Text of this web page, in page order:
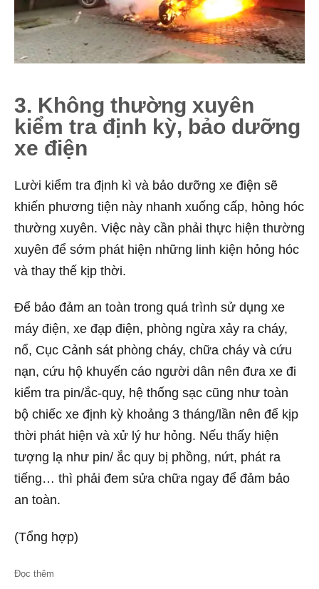
3. Không thường xuyên
kiểm tra định kỳ, bảo dưỡng
xe điện
Lười kiểm tra định kì và bảo dưỡng xe điện sẽ
khiến phương tiện này nhanh xuống cấp, hỏng hóc
thường xuyên. Việc này cần phải thực hiện thường
xuyên để sớm phát hiện những linh kiện hỏng hóc
và thay thế kịp thời.
Để bảo đảm an toàn trong quá trình sử dụng xe
máy điện, xe đạp điện, phòng ngừa xảy ra cháy,
nổ, Cục Cảnh sát phòng cháy, chữa cháy và cứu
nạn, cứu hộ khuyến cáo người dân nên đưa xe đi
kiểm tra pin/ắc-quy, hệ thống sạc cũng như toàn
bộ chiếc xe định kỳ khoảng 3 tháng/lần nên để kịp
thời phát hiện và xử lý hư hỏng. Nếu thấy hiện
tượng lạ như pin/ ắc quy bị phồng, nứt, phát ra
tiếng… thì phải đem sửa chữa ngay để đảm bảo
an toàn.
(Tổng hợp)
Đọc thêm